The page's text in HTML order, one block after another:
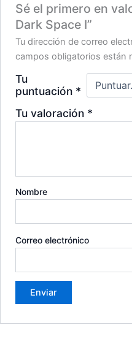
Sé el primero en
Dark Space I”
Tu dirección de correo
campos obligatorios están
Tu
puntuación *
Tu valoración *
Nombre
Correo electrónico